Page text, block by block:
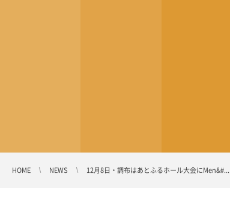
HOME NEWS 12月8日・調布はあとふるホール大会にMen&#...